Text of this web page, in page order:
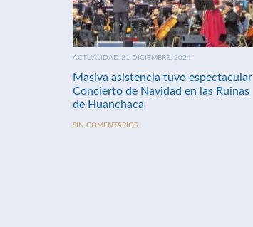
ACTUALIDAD 21 DICIEMBRE, 2024
Masiva asistencia tuvo espectacular
Concierto de Navidad en las Ruinas
de Huanchaca
SIN COMENTARIOS